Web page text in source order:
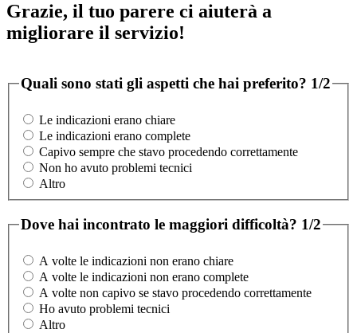
Grazie, il tuo parere ci aiuterà a
migliorare il servizio!
Quali sono stati gli aspetti che hai preferito? 1/2
Le indicazioni erano chiare
Le indicazioni erano complete
Capivo sempre che stavo procedendo correttamente
Non ho avuto problemi tecnici
Altro
Dove hai incontrato le maggiori difficoltà? 1/2
A volte le indicazioni non erano chiare
A volte le indicazioni non erano complete
A volte non capivo se stavo procedendo correttamente
Ho avuto problemi tecnici
Altro